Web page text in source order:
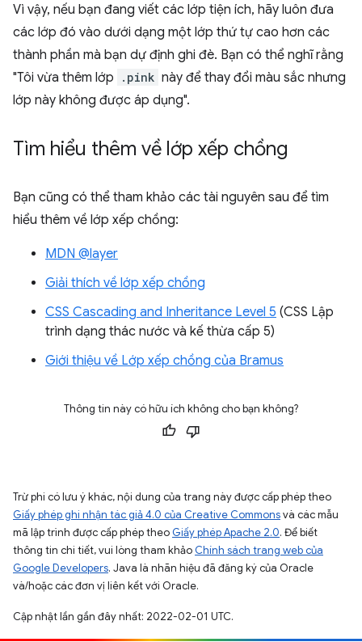
Vì vậy, nếu bạn đang viết các lớp tiện ích, hãy luôn đưa
các lớp đó vào dưới dạng một lớp thứ tự cao hơn các
thành phần mà bạn dự định ghi đè. Bạn có thể nghĩ rằng
"Tôi vừa thêm lớp
.pink này để thay đổi màu sắc nhưng
lớp này không được áp dụng".
Tìm hiểu thêm về lớp xếp chồng
Bạn cũng có thể tham khảo các tài nguyên sau để tìm
hiểu thêm về lớp xếp chồng:
MDN @layer
Giải thích về lớp xếp chồng
CSS Cascading and Inheritance Level 5 (CSS Lập
trình dạng thác nước và kế thừa cấp 5)
Giới thiệu về Lớp xếp chồng của Bramus
Thông tin này có hữu ích không cho bạn không?
Trừ phi có lưu ý khác, nội dung của trang này được cấp phép theo
Giấy phép ghi nhận tác giả 4.0 của Creative Commonsvà các mẫu
mã lập trình được cấp phép theo Giấy phép Apache 2.0. Để biết
thông tin chi tiết, vui lòng tham khảo Chính sách trang web của
Google Developers. Java là nhãn hiệu đã đăng ký của Oracle
và/hoặc các đơn vị liên kết với Oracle.
Cập nhật lần gần đây nhất: 2022-02-01 UTC.